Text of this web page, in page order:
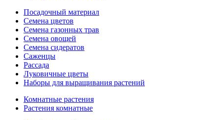
Посадочный материал
Семена цветов
Семена газонных трав
Семена овощей
Семена сидератов
Саженцы
Рассада
Луковичные цветы
Наборы для выращивания растений
Комнатные растения
Растения комнатные